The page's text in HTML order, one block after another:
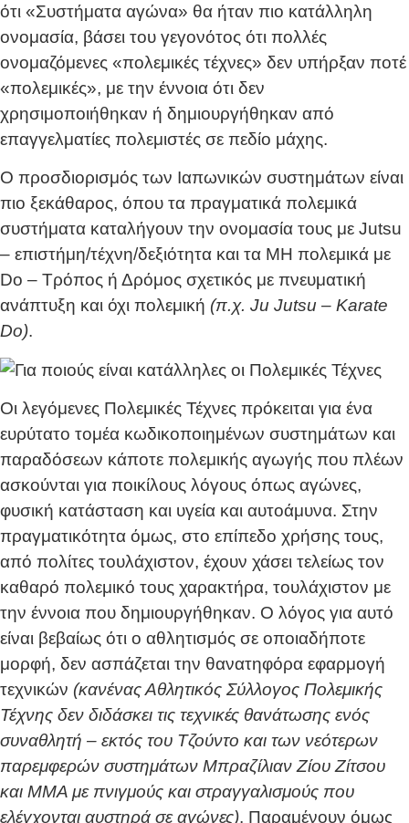
ότι «Συστήματα αγώνα» θα ήταν πιο κατάλληλη
ονομασία, βάσει του γεγονότος ότι πολλές
ονομαζόμενες «πολεμικές τέχνες» δεν υπήρξαν ποτέ
«πολεμικές», με την έννοια ότι δεν
χρησιμοποιήθηκαν ή δημιουργήθηκαν από
επαγγελματίες πολεμιστές σε πεδίο μάχης.
Ο προσδιορισμός των Ιαπωνικών συστημάτων είναι
πιο ξεκάθαρος, όπου τα πραγματικά πολεμικά
συστήματα καταλήγουν την ονομασία τους με Jutsu
– επιστήμη/τέχνη/δεξιότητα και τα ΜΗ πολεμικά με
Do – Τρόπος ή Δρόμος σχετικός με πνευματική
ανάπτυξη και όχι πολεμική (π.χ. Ju Jutsu – Karate
Do).
Οι λεγόμενες Πολεμικές Τέχνες πρόκειται για ένα
ευρύτατο τομέα κωδικοποιημένων συστημάτων και
παραδόσεων κάποτε πολεμικής αγωγής που πλέων
ασκούνται για ποικίλους λόγους όπως αγώνες,
φυσική κατάσταση και υγεία και αυτοάμυνα. Στην
πραγματικότητα όμως, στο επίπεδο χρήσης τους,
από πολίτες τουλάχιστον, έχουν χάσει τελείως τον
καθαρό πολεμικό τους χαρακτήρα, τουλάχιστον με
την έννοια που δημιουργήθηκαν. Ο λόγος για αυτό
είναι βεβαίως ότι ο αθλητισμός σε οποιαδήποτε
μορφή, δεν ασπάζεται την θανατηφόρα εφαρμογή
τεχνικών (κανένας Αθλητικός Σύλλογος Πολεμικής
Τέχνης δεν διδάσκει τις τεχνικές θανάτωσης ενός
συναθλητή – εκτός του Τζούντο και των νεότερων
παρεμφερών συστημάτων Μπραζίλιαν Ζίου Ζίτσου
και ΜΜΑ με πνιγμούς και στραγγαλισμούς που
ελέγχονται αυστηρά σε αγώνες). Παραμένουν όμως